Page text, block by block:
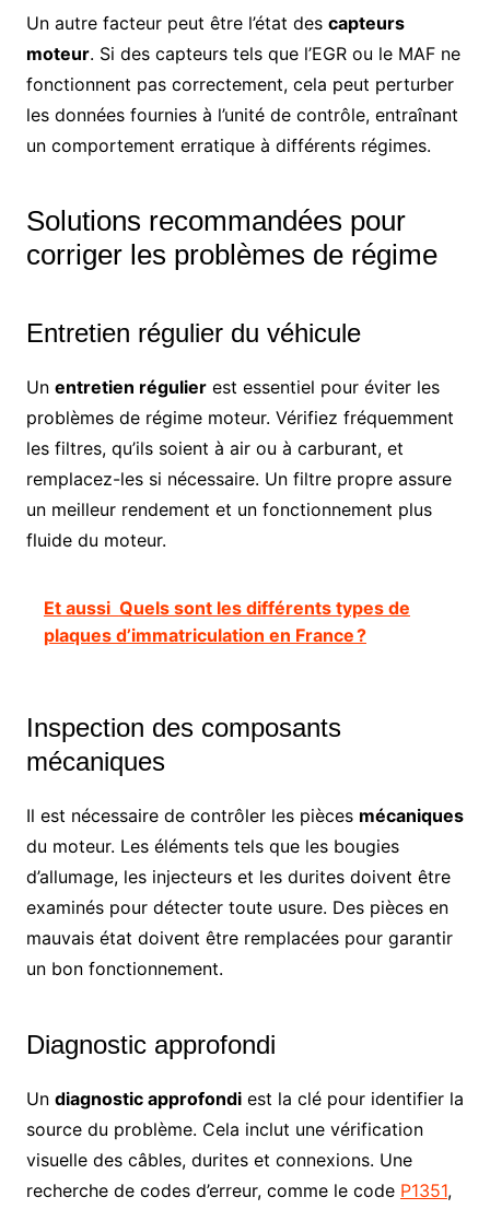
Un autre facteur peut être l’état des capteurs
moteur. Si des capteurs tels que l’EGR ou le MAF ne
fonctionnent pas correctement, cela peut perturber
les données fournies à l’unité de contrôle, entraînant
un comportement erratique à différents régimes.
Solutions recommandées pour
corriger les problèmes de régime
Entretien régulier du véhicule
Un entretien régulierest essentiel pour éviter les
problèmes de régime moteur. Vérifiez fréquemment
les filtres, qu’ils soient à air ou à carburant, et
remplacez-les si nécessaire. Un filtre propre assure
un meilleur rendement et un fonctionnement plus
fluide du moteur.
Et aussi Quels sont les différents types de
plaques d’immatriculation en France ?
Inspection des composants
mécaniques
Il est nécessaire de contrôler les pièces mécaniques
du moteur. Les éléments tels que les bougies
d’allumage, les injecteurs et les durites doivent être
examinés pour détecter toute usure. Des pièces en
mauvais état doivent être remplacées pour garantir
un bon fonctionnement.
Diagnostic approfondi
Un diagnostic approfondiest la clé pour identifier la
source du problème. Cela inclut une vérification
visuelle des câbles, durites et connexions. Une
recherche de codes d’erreur, comme le code P1351,